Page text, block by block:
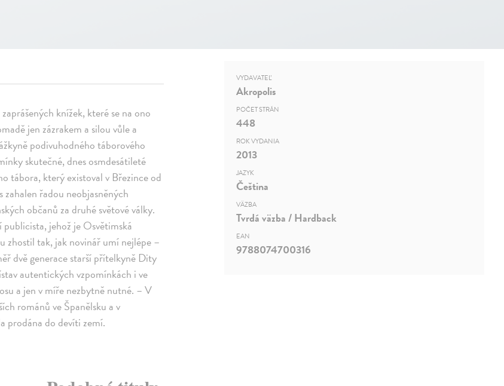
knížek, které se na ono
jen zázrakem a silou vůle a
podivuhodného táborového
skutečné, dnes osmdesátileté
tábora, který existoval v Březince od
řadou neobjasněných
občanů za druhé světové války.
jehož je Osvětimská
zhostil tak, jak novinář umí nejlépe –
dvě generace starší přítelkyně Dity
autentických vzpomínkách i ve
a jen v míře nezbytně nutné. – V
románů ve Španělsku a v
prodána do devíti zemí.
VYDAVATEĽ
Akropolis
POČET STRÁN
448
ROK VYDANIA
2013
JAZYK
Čeština
VÄZBA
Tvrdá väzba / Hardback
EAN
9788074700316